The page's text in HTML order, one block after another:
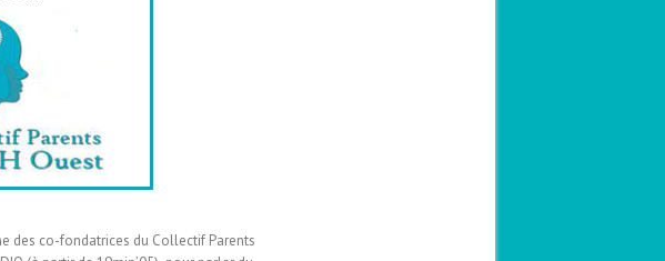
des co-fondatrices du Collectif Parents